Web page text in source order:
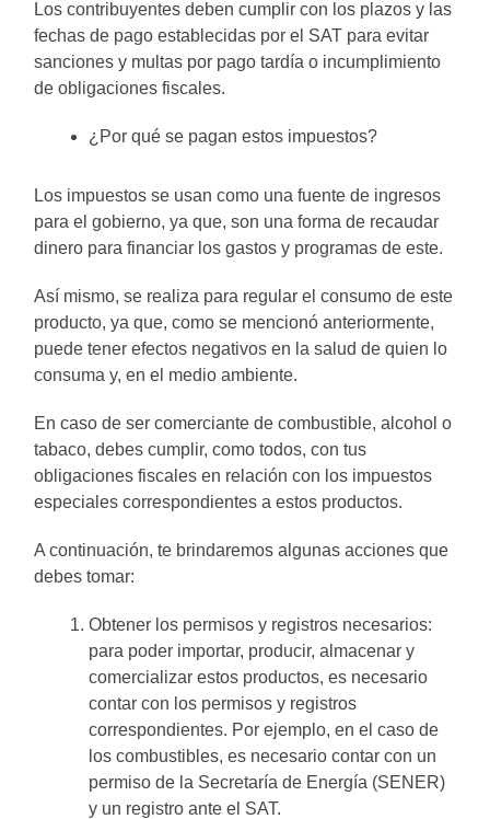
Los contribuyentes deben cumplir con los plazos y las
fechas de pago establecidas por el SAT para evitar
sanciones y multas por pago tardía o incumplimiento
de obligaciones fiscales.
¿Por qué se pagan estos impuestos?
Los impuestos se usan como una fuente de ingresos
para el gobierno, ya que, son una forma de recaudar
dinero para financiar los gastos y programas de este.
Así mismo, se realiza para regular el consumo de este
producto, ya que, como se mencionó anteriormente,
puede tener efectos negativos en la salud de quien lo
consuma y, en el medio ambiente.
En caso de ser comerciante de combustible, alcohol o
tabaco, debes cumplir, como todos, con tus
obligaciones fiscales en relación con los impuestos
especiales correspondientes a estos productos.
A continuación, te brindaremos algunas acciones que
debes tomar:
Obtener los permisos y registros necesarios:
para poder importar, producir, almacenar y
comercializar estos productos, es necesario
contar con los permisos y registros
correspondientes. Por ejemplo, en el caso de
los combustibles, es necesario contar con un
permiso de la Secretaría de Energía (SENER)
y un registro ante el SAT.